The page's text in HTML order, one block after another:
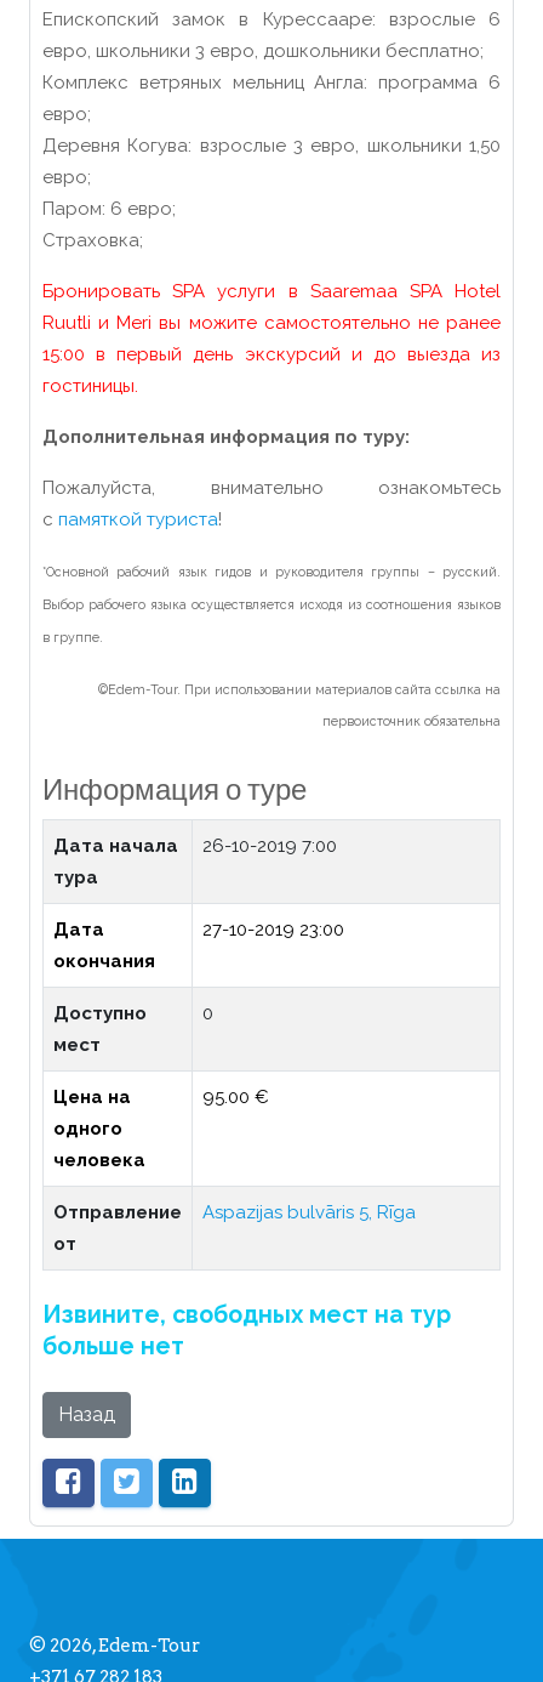
Епископский замок в Курессааре: взрослые 6
евро, школьники 3 евро, дошкольники бесплатно;
Комплекс ветряных мельниц Англа: программа 6
евро;
Деревня Когува: взрослые 3 евро, школьники 1,50
евро;
Паром: 6 евро;
Страховка;
Бронировать SPA услуги в Saaremaa SPA Hotel
Ruutli и Meri вы можите самостоятельно не ранее
15:00 в первый день экскурсий и до выезда из
гостиницы.
Дополнительная информация по туру:
Пожалуйста, внимательно ознакомьтесь
с памяткой туриста!
*Основной рабочий язык гидов и руководителя группы – русский.
Выбор рабочего языка осуществляется исходя из соотношения языков
в группе.
©Edem-Tour. При использовании материалов сайта ссылка на
первоисточник обязательна
Информация о туре
Дата начала
тура
26-10-2019 7:00
Дата
окончания
27-10-2019 23:00
Доступно
мест
0
Цена на
одного
человека
95.00 €
Отправление
от
Aspazijas bulvāris 5, Rīga
Извините, свободных мест на тур
больше нет
Назад
© 2026, Edem-Tour
+371 67 282 183